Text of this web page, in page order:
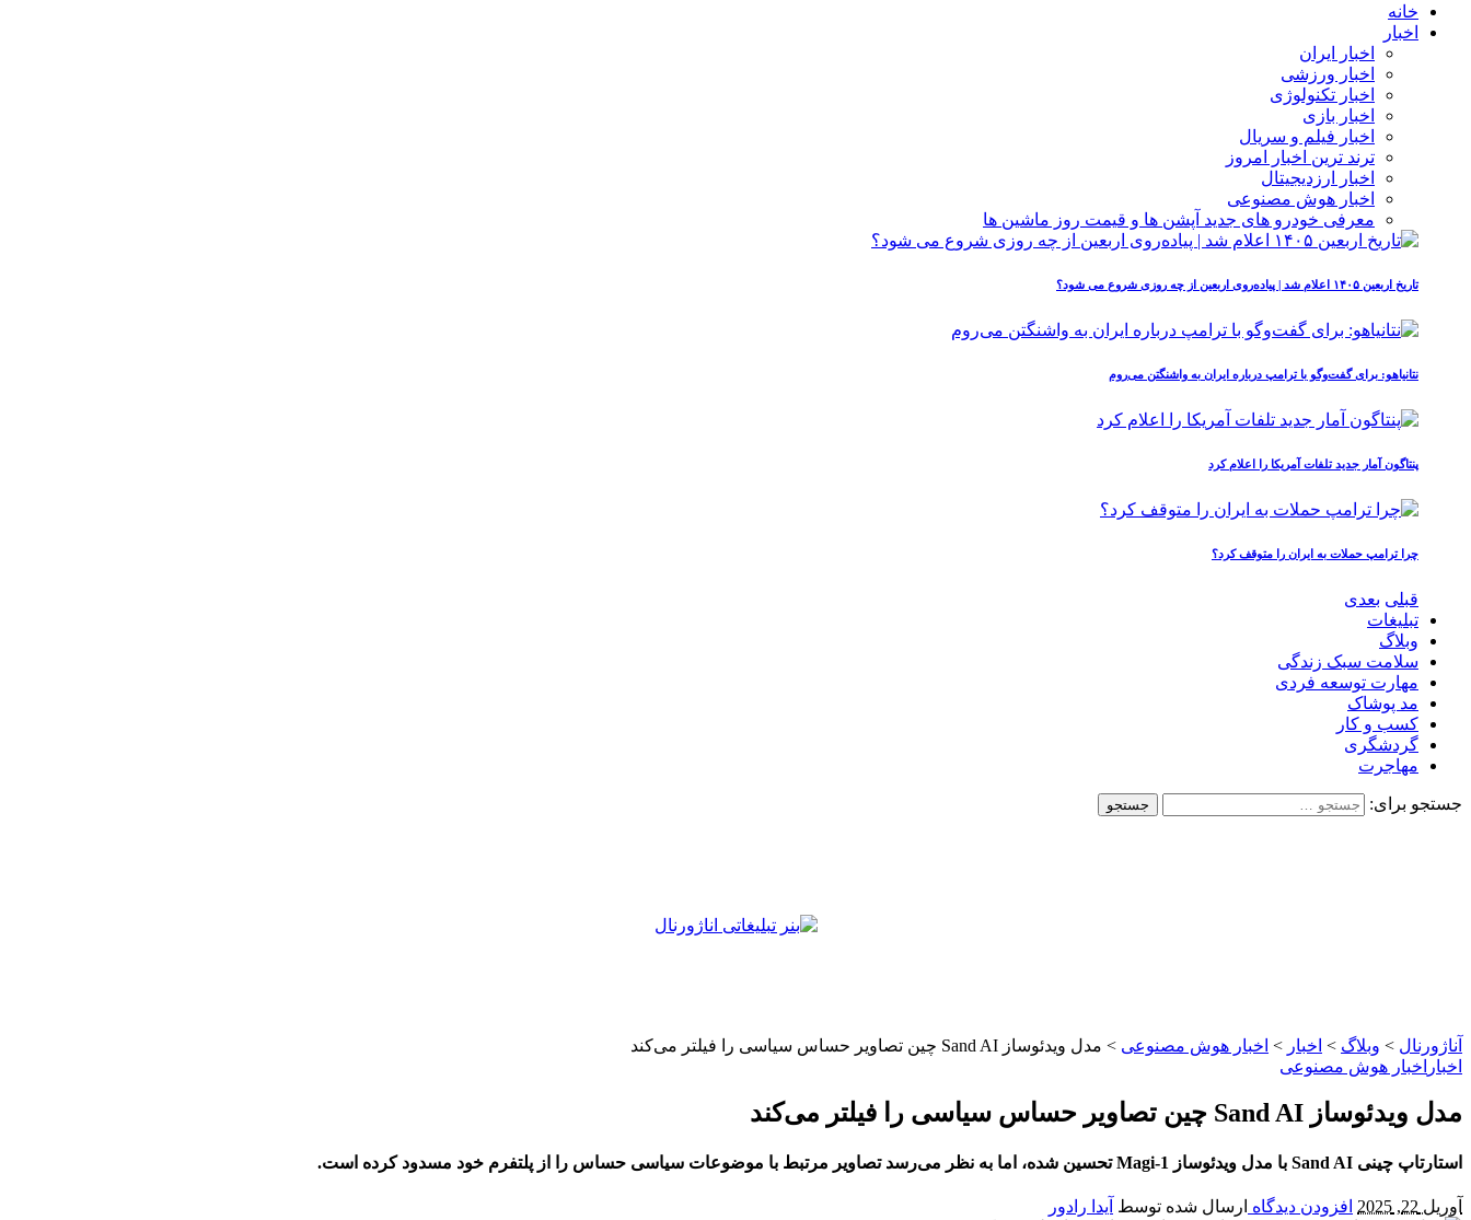
خانه
اخبار
اخبار ایران
اخبار ورزشی
اخبار تکنولوژی
اخبار بازی
اخبار فیلم و سریال
ترند ترین اخبار امروز
اخبار ارزدیجیتال
اخبار هوش مصنوعی
معرفی خودرو های جدید آپشن‌ ها و قیمت روز ماشین‌ ها
تاریخ اربعین ۱۴۰۵ اعلام شد | پیاده‌روی اربعین از چه روزی شروع می‌ شود؟
نتانیاهو: برای گفت‌وگو با ترامپ درباره ایران به واشنگتن می‌روم
پنتاگون آمار جدید تلفات آمریکا را اعلام کرد
چرا ترامپ حملات به ایران را متوقف کرد؟
قبلی بعدی
تبلیغات
وبلاگ
سلامت سبک زندگی
مهارت توسعه فردی
مد پوشاک
کسب و کار
گردشگری
مهاجرت
جستجو برای:
آناژورنال > وبلاگ > اخبار > اخبار هوش مصنوعی > مدل ویدئوساز Sand AI چین تصاویر حساس سیاسی را فیلتر می‌کند
اخبار اخبار هوش مصنوعی
مدل ویدئوساز Sand AI چین تصاویر حساس سیاسی را فیلتر می‌کند
استارتاپ چینی Sand AI با مدل ویدئوساز Magi-1 تحسین شده، اما به نظر می‌رسد تصاویر مرتبط با موضوعات سیاسی حساس را از پلتفرم خود مسدود کرده است.
آوریل 22, 2025 افزودن دیدگاه ارسال شده توسط آیدا رادور